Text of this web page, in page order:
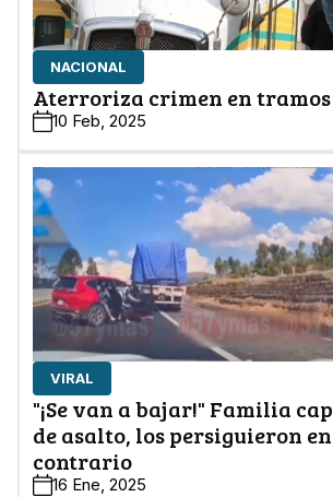
NACIONAL
Aterroriza crimen en
10 Feb, 2025
VIRAL
"¡Se van a bajar!" Familia
de asalto, los persiguieron
contrario
16 Ene, 2025